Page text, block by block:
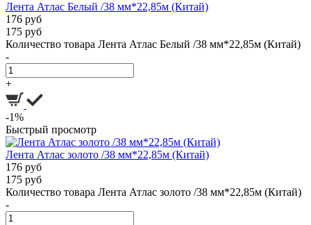
Лента Атлас Белый /38 мм*22,85м (Китай)
176 руб
175 руб
Количество товара Лента Атлас Белый /38 мм*22,85м (Китай)
-
+
-1%
Быстрый просмотр
Лента Атлас золото /38 мм*22,85м (Китай)
176 руб
175 руб
Количество товара Лента Атлас золото /38 мм*22,85м (Китай)
-